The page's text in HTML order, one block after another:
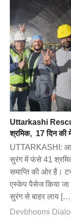
Uttarkashi
श्रमिक, 17 दिन की
UTTARKASHI:
सुरंग में फंसे 41
समाप्ति की ओर है।
एस्केप पैसेज किया
सुरंग से बाहर लाय […]
Devbhoomi